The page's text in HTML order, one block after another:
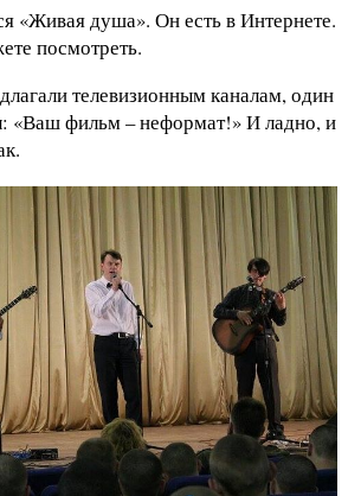
«Живая душа». Он есть в Интернете.
посмотреть.
телевизионным каналам, один
«Ваш фильм – неформат!» И ладно, и